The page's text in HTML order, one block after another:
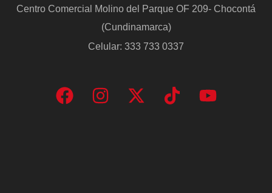
Centro Comercial Molino del Parque OF 209- Chocontá
(Cundinamarca)
Celular: 333 733 0337